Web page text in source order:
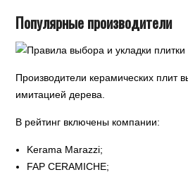
Популярные производители
Производители керамических плит
имитацией дерева.
В рейтинг включены компании:
Kerama Marazzi;
FAP CERAMICHE;